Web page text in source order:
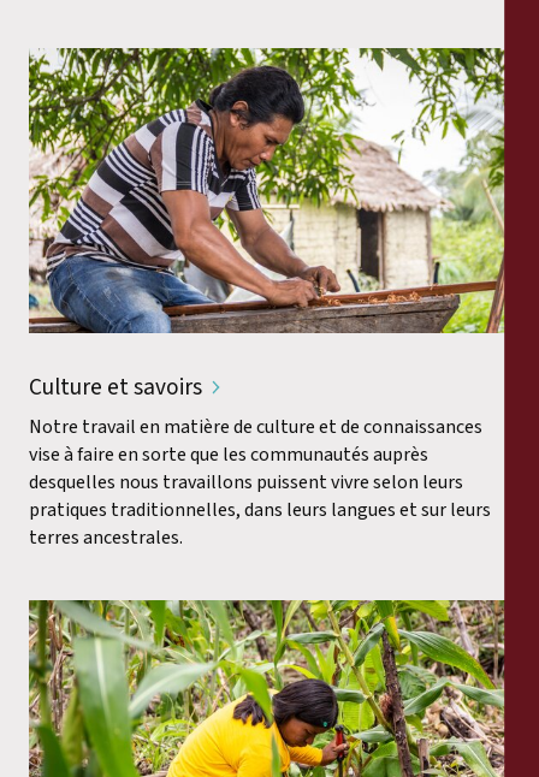
Culture et savoirs
Notre travail en matière de culture et de connaissances
vise à faire en sorte que les communautés auprès
desquelles nous travaillons puissent vivre selon leurs
pratiques traditionnelles, dans leurs langues et sur leurs
terres ancestrales.